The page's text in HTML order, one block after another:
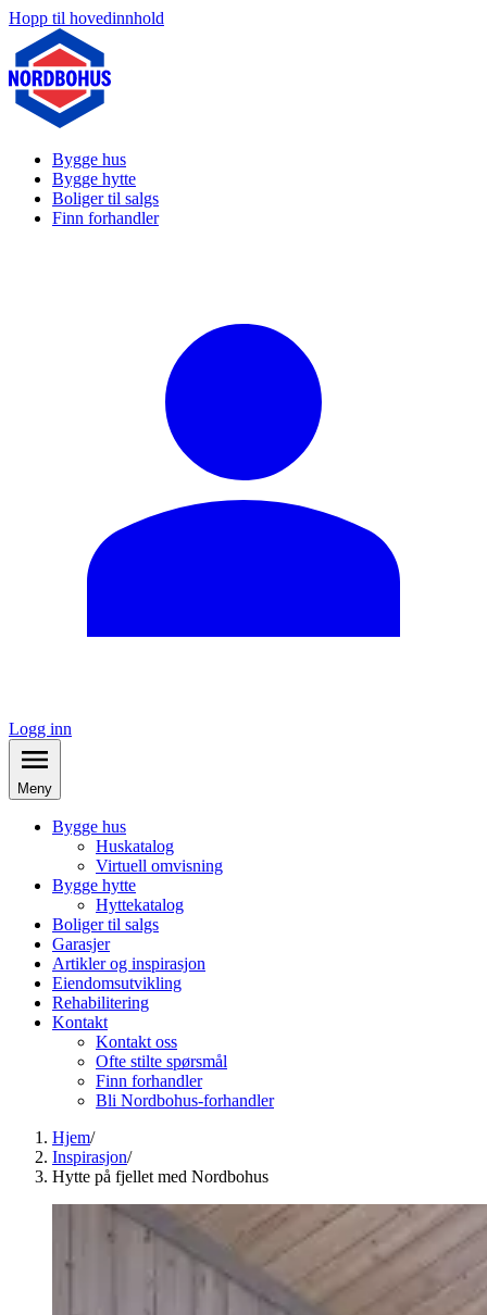
Hopp til hovedinnhold
Bygge hus
Bygge hytte
Boliger til salgs
Finn forhandler
Logg inn
Meny
Bygge hus
Huskatalog
Virtuell omvisning
Bygge hytte
Hyttekatalog
Boliger til salgs
Garasjer
Artikler og inspirasjon
Eiendomsutvikling
Rehabilitering
Kontakt
Kontakt oss
Ofte stilte spørsmål
Finn forhandler
Bli Nordbohus-forhandler
Hjem/
Inspirasjon/
Hytte på fjellet med Nordbohus